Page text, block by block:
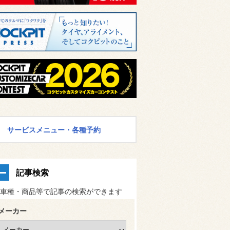
サービスメニュー・各種予約
記事検索
種・商品等で記事の検索ができます
ーカー